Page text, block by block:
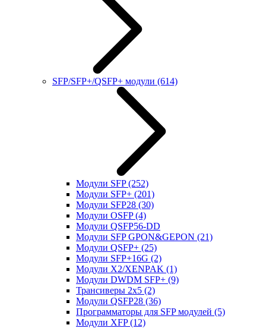
SFP/SFP+/QSFP+ модули (614)
Модули SFP(252)
Модули SFP+ (201)
Модули SFP28 (30)
Модули OSFP(4)
Модули QSFP56-DD
Модули SFP GPON&GEPON (21)
Модули QSFP+ (25)
Модули SFP+16G (2)
Модули X2/XENPAK (1)
Модули DWDM SFP+ (9)
Трансиверы 2x5 (2)
Модули QSFP28 (36)
Программаторы для SFP модулей (5)
Модули XFP(12)